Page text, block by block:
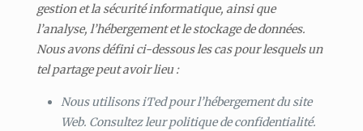
gestion et la sécurité informatique, ainsi que
l’analyse, l’hébergement et le stockage de données.
Nous avons défini ci-dessous les cas pour lesquels un
tel partage peut avoir lieu :
Nous utilisons iTed pour l’hébergement du site
Web. Consultez leur politique de confidentialité.